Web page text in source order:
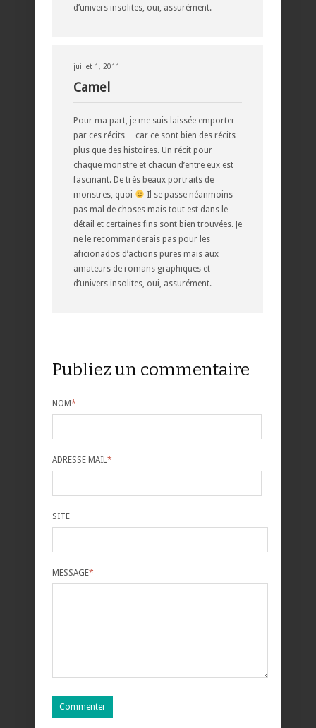
d’univers insolites, oui, assurément.
juillet 1, 2011
Camel
Pour ma part, je me suis laissée emporter
par ces récits… car ce sont bien des récits
plus que des histoires. Un récit pour
chaque monstre et chacun d’entre eux est
fascinant. De très beaux portraits de
monstres, quoi
Il se passe néanmoins
pas mal de choses mais tout est dans le
détail et certaines fins sont bien trouvées. Je
ne le recommanderais pas pour les
aficionados d’actions pures mais aux
amateurs de romans graphiques et
d’univers insolites, oui, assurément.
Publiez un commentaire
NOM*
ADRESSE MAIL*
SITE
MESSAGE*